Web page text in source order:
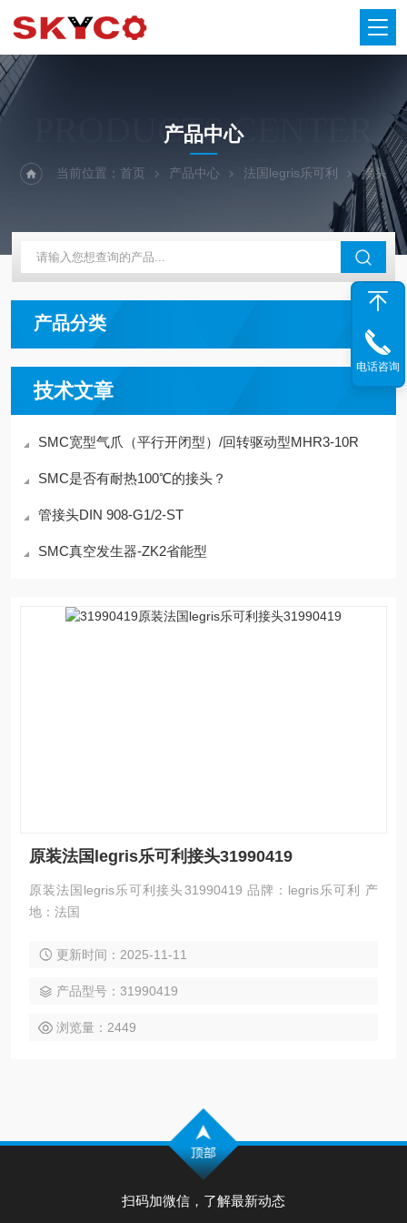
PRODUCTS CENTER
产品中心
当前位置： 首页 产品中心 法国legris乐可利 接头
产品分类
技术文章
SMC宽型气爪（平行开闭型）/回转驱动型MHR3-10R
SMC是否有耐热100℃的接头？
管接头DIN 908-G1/2-ST
SMC真空发生器-ZK2省能型
原装法国legris乐可利接头31990419
原装法国legris乐可利接头31990419 品牌：legris乐可利 产
地：法国
更新时间：2025-11-11
产品型号：31990419
浏览量：2449
扫码加微信，了解最新动态
电话咨询